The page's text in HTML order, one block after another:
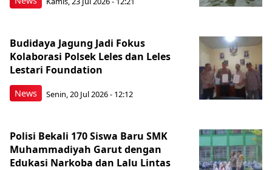
News
Budidaya Jagung Jadi Fokus
Kolaborasi Polsek Leles dan Leles
Lestari Foundation
Senin, 20 Jul 2026 - 12:12
Polisi Bekali 170 Siswa Baru SMK
Muhammadiyah Garut dengan
Edukasi Narkoba dan Lalu Lintas